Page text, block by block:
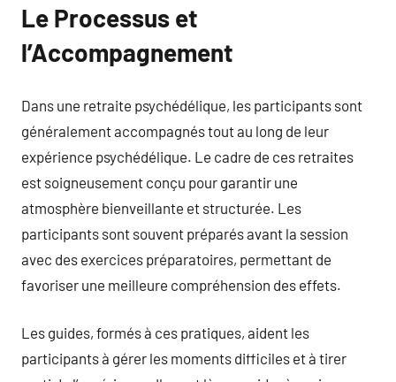
Le Processus et
l’Accompagnement
Dans une retraite psychédélique, les participants sont
généralement accompagnés tout au long de leur
expérience psychédélique. Le cadre de ces retraites
est soigneusement conçu pour garantir une
atmosphère bienveillante et structurée. Les
participants sont souvent préparés avant la session
avec des exercices préparatoires, permettant de
favoriser une meilleure compréhension des effets.
Les guides, formés à ces pratiques, aident les
participants à gérer les moments difficiles et à tirer